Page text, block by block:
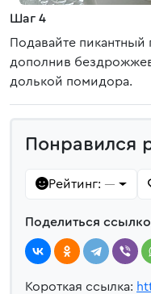
Шаг 4
Подавайте пикантный
дополнив
долькой помидора.
Понравился
Рейтинг: —
Поделиться
Короткая ссылка: